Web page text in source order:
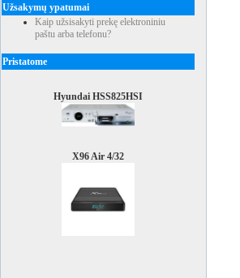
Užsakymų ypatumai
Kaip užsisakyti prekę elektroniniu
paštu arba telefonu?
Pristatome
Hyundai HSS825HSI
X96 Air 4/32